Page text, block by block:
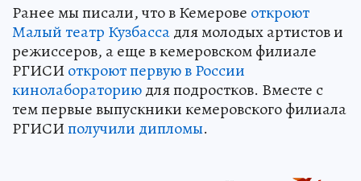
Ранее мы писали, что в Кемерове откроют
Малый театр Кузбассадля молодых артистов и
режиссеров, а еще в кемеровском филиале
РГИСИоткроют первую в России
кинолабораториюдля подростков. Вместе с
тем первые выпускники кемеровского филиала
РГИСИполучили дипломы.